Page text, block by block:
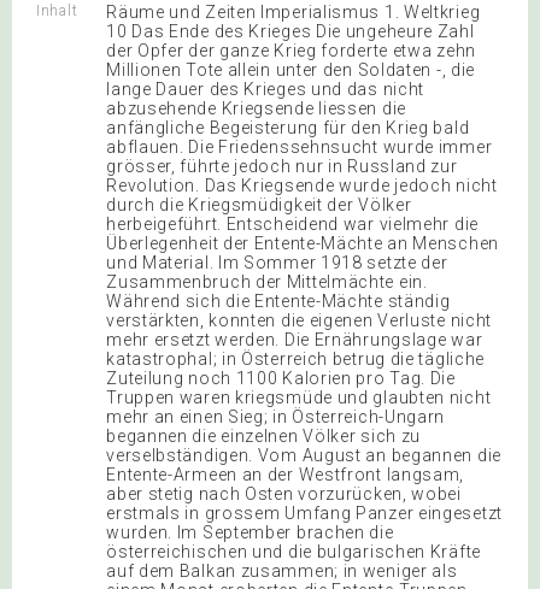
Inhalt
Räume und Zeiten Imperialismus 1. Weltkrieg
10 Das Ende des Krieges Die ungeheure Zahl
der Opfer der ganze Krieg forderte etwa zehn
Millionen Tote allein unter den Soldaten -, die
lange Dauer des Krieges und das nicht
abzusehende Kriegsende liessen die
anfängliche Begeisterung für den Krieg bald
abflauen. Die Friedenssehnsucht wurde immer
grösser, führte jedoch nur in Russland zur
Revolution. Das Kriegsende wurde jedoch nicht
durch die Kriegsmüdigkeit der Völker
herbeigeführt. Entscheidend war vielmehr die
Überlegenheit der Entente-Mächte an Menschen
und Material. Im Sommer 1918 setzte der
Zusammenbruch der Mittelmächte ein.
Während sich die Entente-Mächte ständig
verstärkten, konnten die eigenen Verluste nicht
mehr ersetzt werden. Die Ernährungslage war
katastrophal; in Österreich betrug die tägliche
Zuteilung noch 1100 Kalorien pro Tag. Die
Truppen waren kriegsmüde und glaubten nicht
mehr an einen Sieg; in Österreich-Ungarn
begannen die einzelnen Völker sich zu
verselbständigen. Vom August an begannen die
Entente-Armeen an der Westfront langsam,
aber stetig nach Osten vorzurücken, wobei
erstmals in grossem Umfang Panzer eingesetzt
wurden. Im September brachen die
österreichischen und die bulgarischen Kräfte
auf dem Balkan zusammen; in weniger als